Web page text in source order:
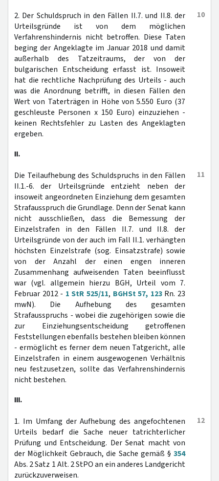
10
2. Der Schuldspruch in den Fällen II.7. und II.8. der
Urteilsgründe ist von dem möglichen
Verfahrenshindernis nicht betroffen. Diese Taten
beging der Angeklagte im Januar 2018 und damit
außerhalb des Tatzeitraums, der von der
bulgarischen Entscheidung erfasst ist. Insoweit
hat die rechtliche Nachprüfung des Urteils - auch
was die Anordnung betrifft, in diesen Fällen den
Wert von Taterträgen in Höhe von 5.550 Euro (37
geschleuste Personen x 150 Euro) einzuziehen -
keinen Rechtsfehler zu Lasten des Angeklagten
ergeben.
II.
11
Die Teilaufhebung des Schuldspruchs in den Fällen
II.1.-6. der Urteilsgründe entzieht neben der
insoweit angeordneten Einziehung dem gesamten
Strafausspruch die Grundlage. Denn der Senat kann
nicht ausschließen, dass die Bemessung der
Einzelstrafen in den Fällen II.7. und II.8. der
Urteilsgründe von der auch im Fall II.1. verhängten
höchsten Einzelstrafe (sog. Einsatzstrafe) sowie
von der Anzahl der einen engen inneren
Zusammenhang aufweisenden Taten beeinflusst
war (vgl. allgemein hierzu BGH, Urteil vom 7.
Februar 2012 - 1 StR 525/11, BGHSt 57, 123Rn. 23
mwN). Die Aufhebung des gesamten
Strafausspruchs - wobei die zugehörigen sowie die
zur Einziehungsentscheidung getroffenen
Feststellungen ebenfalls bestehen bleiben können
- ermöglicht es ferner dem neuen Tatgericht, alle
Einzelstrafen in einem ausgewogenen Verhältnis
neu festzusetzen, sollte das Verfahrenshindernis
nicht bestehen.
III.
12
1. Im Umfang der Aufhebung des angefochtenen
Urteils bedarf die Sache neuer tatrichterlicher
Prüfung und Entscheidung. Der Senat macht von
der Möglichkeit Gebrauch, die Sache gemäß § 354
Abs. 2 Satz 1 Alt. 2 StPO an ein anderes Landgericht
zurückzuverweisen.